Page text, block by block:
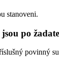
stanoveni.
po
povinný